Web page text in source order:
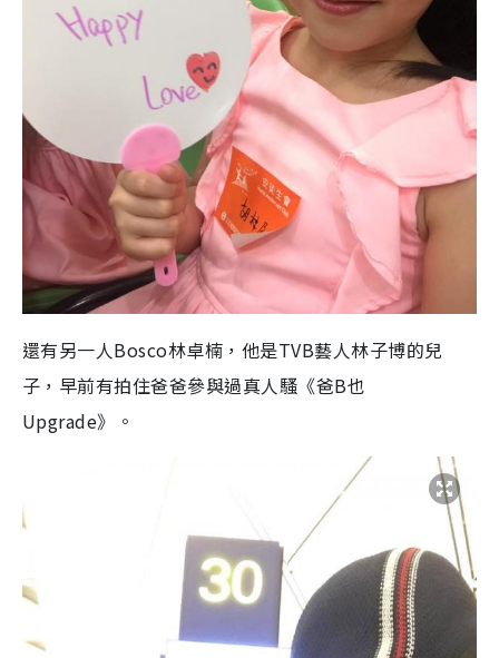
還有另一人Bosco林卓楠，他是TVB藝人林子博的兒
子，早前有拍住爸爸參與過真人騷《爸B也
Upgrade》。